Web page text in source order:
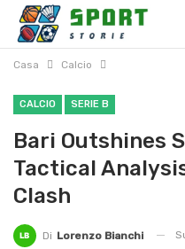
Casa Calcio
CALCIO SERIE B
Bari Outshines
Tactical
Clash
Di Lorenzo Bianchi